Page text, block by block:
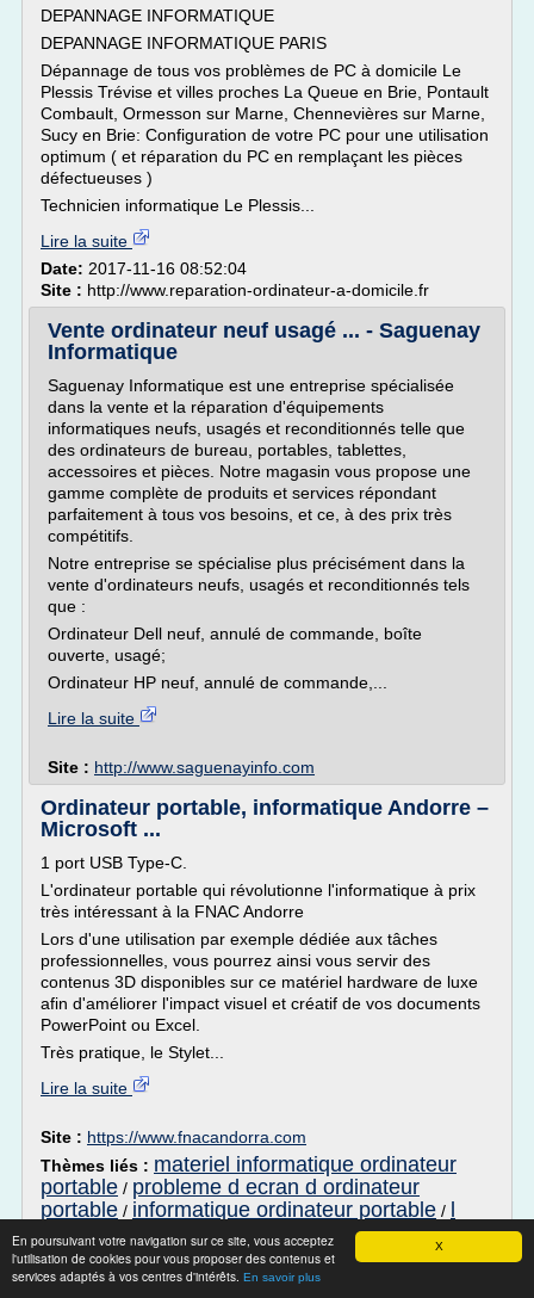
X
En poursuivant votre navigation sur ce site, vous acceptez
l'utilisation de cookies pour vous proposer des contenus et
services adaptés à vos centres d'intérêts. En savoir plus
DEPANNAGE INFORMATIQUE
DEPANNAGE INFORMATIQUE PARIS
Dépannage de tous vos problèmes de PC à domicile Le
Plessis Trévise et villes proches La Queue en Brie, Pontault
Combault, Ormesson sur Marne, Chennevières sur Marne,
Sucy en Brie: Configuration de votre PC pour une utilisation
optimum ( et réparation du PC en remplaçant les pièces
défectueuses )
Technicien informatique Le Plessis...
Lire la suite
Date: 2017-11-16 08:52:04
Site : http://www.reparation-ordinateur-a-domicile.fr
Vente ordinateur neuf usagé ... - Saguenay
Informatique
Saguenay Informatique est une entreprise spécialisée
dans la vente et la réparation d'équipements
informatiques neufs, usagés et reconditionnés telle que
des ordinateurs de bureau, portables, tablettes,
accessoires et pièces. Notre magasin vous propose une
gamme complète de produits et services répondant
parfaitement à tous vos besoins, et ce, à des prix très
compétitifs.
Notre entreprise se spécialise plus précisément dans la
vente d'ordinateurs neufs, usagés et reconditionnés tels
que :
Ordinateur Dell neuf, annulé de commande, boîte
ouverte, usagé;
Ordinateur HP neuf, annulé de commande,...
Lire la suite
Site : http://www.saguenayinfo.com
Ordinateur portable, informatique Andorre –
Microsoft ...
1 port USB Type-C.
L'ordinateur portable qui révolutionne l'informatique à prix
très intéressant à la FNAC Andorre
Lors d'une utilisation par exemple dédiée aux tâches
professionnelles, vous pourrez ainsi vous servir des
contenus 3D disponibles sur ce matériel hardware de luxe
afin d'améliorer l'impact visuel et créatif de vos documents
PowerPoint ou Excel.
Très pratique, le Stylet...
Lire la suite
Site : https://www.fnacandorra.com
Thèmes liés : materiel informatique ordinateur
portable / probleme d ecran d ordinateur
portable / informatique ordinateur portable /
ordinateur et l informatique
probleme d'affichage
d'ecran pc portable